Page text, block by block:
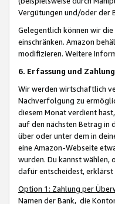
Vergütungen und/oder der
Gelegentlich können wir
einschränken. Amazon
modifizieren. Weitere
6. Erfassung und
Wir werden wirtschaftlich
Nachverfolgung zu
diesem Monat verdient
auf den nächsten Betrag in
über oder unter dem in
eine Amazon-Webseite
wurden. Du kannst wählen,
dafür entscheidest,
Option 1: Zahlung per
Namen der Bank, die